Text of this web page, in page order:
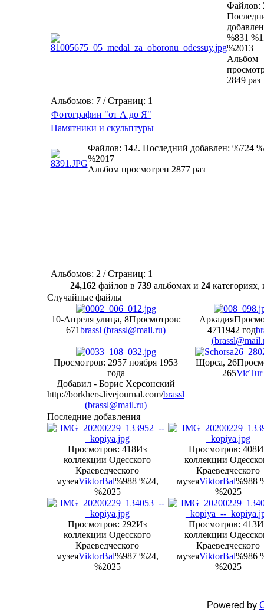
Файлов:
%831
%2013
Альбом
2849 раз
Альбомов: 7 / Страниц: 1
Фотографии "от А до Я"
Памятники и скульптуры
Файлов: 142. Последний добавлен: %724
%2017
Альбом просмотрен 2877 раз
Альбомов: 2 / Страниц: 1
24,162 файлов в 739 альбомах и 24
Случайные файлы
10-Апреля улица, 8Просмотров:
671brassl (brassl@mail.ru)
Аркадия
4711942 год
(
Просмотров: 2957 ноября 1953
года
Добавил - Борис Херсонский
http://borkhers.livejournal.com/brassl
(brassl@mail.ru)
Щорса, 26
265VicTur
Последние добавления
Просмотров: 418Из
коллекции Одесского
Краеведческого
музеяViktorBal%988 %24,
%2025
Просмотров: 408
коллекции
Краеведческого
музеяViktorBal%988
%2025
Просмотров: 292Из
коллекции Одесского
Краеведческого
музеяViktorBal%987 %24,
%2025
Просмотров: 413
коллекции
Краеведческого
музеяViktorBal%986
%2025
Powered by